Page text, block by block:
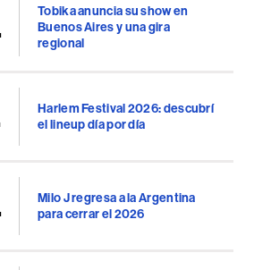
Tobika anuncia su show en
Buenos Aires y una gira
regional
Harlem Festival 2026: descubrí
el lineup día por día
Milo J regresa a la Argentina
para cerrar el 2026